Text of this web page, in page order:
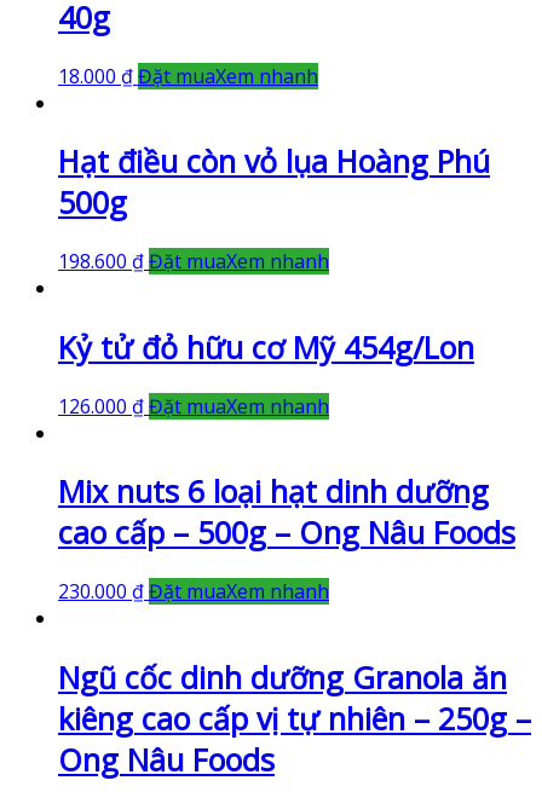
40g
18.000 ₫Đặt muaXem nhanh
Hạt điều còn vỏ lụa Hoàng Phú
500g
198.600 ₫Đặt muaXem nhanh
Kỷ tử đỏ hữu cơ Mỹ 454g/Lon
126.000 ₫Đặt muaXem nhanh
Mix nuts 6 loại hạt dinh dưỡng
cao cấp – 500g – Ong Nâu Foods
230.000 ₫Đặt muaXem nhanh
Ngũ cốc dinh dưỡng Granola ăn
kiêng cao cấp vị tự nhiên – 250g –
Ong Nâu Foods